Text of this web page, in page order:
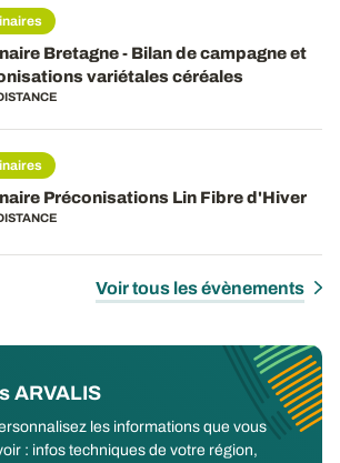
Bretagne - Bilan de campagne et
variétales céréales
Préconisations Lin Fibre d'Hiver
Voir tous les évènements
ARVALIS
les informations que vous
: infos techniques de votre région,